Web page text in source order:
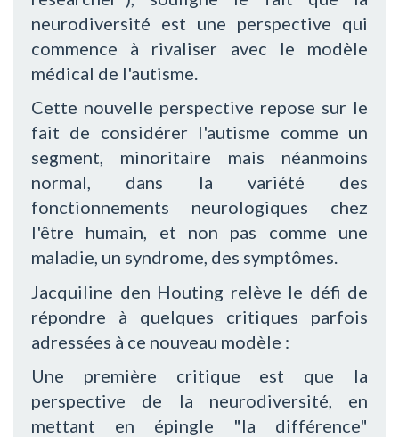
neurodiversité est une perspective qui
commence à rivaliser avec le modèle
médical de l'autisme.
Cette nouvelle perspective repose sur le
fait de considérer l'autisme comme un
segment, minoritaire mais néanmoins
normal, dans la variété des
fonctionnements neurologiques chez
l'être humain, et non pas comme une
maladie, un syndrome, des symptômes.
Jacquiline den Houting relève le défi de
répondre à quelques critiques parfois
adressées à ce nouveau modèle :
Une première critique est que la
perspective de la neurodiversité, en
mettant en épingle "la différence"